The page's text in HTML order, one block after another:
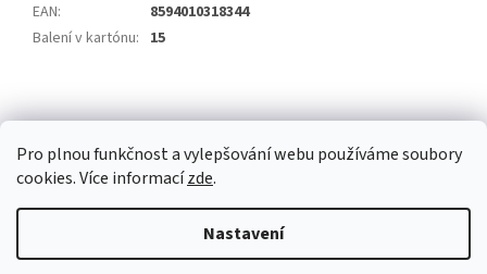
Pro plnou funkčnost a vylepšování webu používáme soubory
cookies. Více informacízde.
Nastavení
EAN:
8594010318344
Balení v kartónu: 15
á